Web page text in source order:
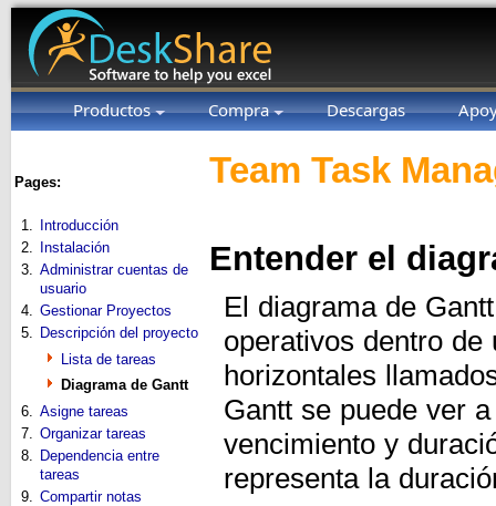
Productos Compra Descargas
Pages:
1.
Introducción
2.
Instalación
3. Administrar cuentas de
usuario
4. Gestionar Proyectos
5. Descripción del proyecto
Lista de tareas
Diagrama de Gantt
6. Asigne tareas
7. Organizar tareas
8. Dependencia entre
tareas
9. Compartir notas
Team Task
Entender el
El diagrama de
operativos dentro
horizontales
Gantt se puede ver
vencimiento y
representa la